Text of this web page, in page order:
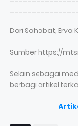
Dari Sahabat, Erva
Sumber https://
Selain sebagai
berbagi artikel